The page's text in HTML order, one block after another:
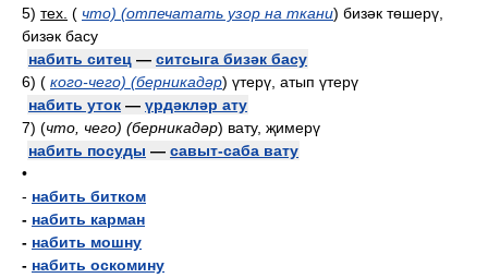
5) тех. ( что) (отпечатать узор на ткани) бизәк төшерү,
бизәк басу
набить ситец — ситсыга бизәк басу
6) ( кого-чего) (берникадәр) үтерү, атып үтерү
набить уток — үрдәкләр ату
7) (что, чего) (берникадәр) вату, җимерү
набить посуды — савыт-саба вату
•
- набить битком
- набить карман
- набить мошну
- набить оскомину